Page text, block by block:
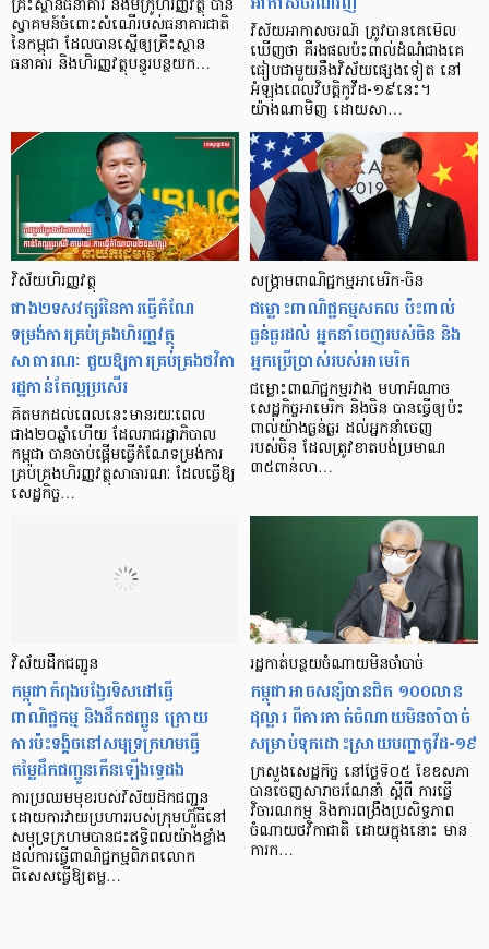
គ្រឹះស្ថានធនាគារ និងមីក្រូហិរញ្ញវត្ថុ បាន
ស្វាគមន៍ចំពោះសំណើរបស់ធនាគារជាតិ
នៃកម្ពុជា ដែលបានស្នើឲ្យគ្រឹះស្ថាន
ធនាគារ និងហិរញ្ញវត្ថុបន្ធូរបន្ថយក…
វិស័យអាកាសចរណ៍ ត្រូវបានគេមើល
ឃើញថា គឺរងផលប៉ះពាល់ដំណំជាងគេ
ធៀបជាមួយនឹងវិស័យផ្សេងទៀត នៅ
អំឡុងពេលវិបត្តិកូវីដ-១៩នេះ។
យ៉ាងណាមិញ ដោយសា…
វិស័យហិរញ្ញវត្ថុ
ជាង២ទសវត្សរ៍នៃការធ្វើកំណែ
ទម្រង់ការគ្រប់គ្រងហិរញ្ញវត្ថុ
សាធារណៈ ជួយឱ្យការគ្រប់គ្រងថវិកា
រដ្ឋកាន់តែល្អប្រសើរ
គិតមកដល់ពេលនេះមានរយៈពេល
ជាង២០ឆ្នាំហើយ ដែលរាជរដ្ឋាភិបាល
កម្ពុជា បានចាប់ផ្ដើមធ្វើកំណែទម្រង់ការ
គ្រប់គ្រងហិរញ្ញវត្ថុសាធារណៈ ដែលធ្វើឱ្យ
សេដ្ឋកិច្ច…
សង្គ្រាមពាណិជ្ជកម្ម​អាមេរិក-ចិន
ជម្លោះពាណិជ្ជកម្មសកល ប៉ះពាល់
ធ្ងន់ធ្ងរដល់ អ្នកនាំចេញរបស់ចិន និង
អ្នកប្រើប្រាស់របស់អាមេរិក
ជម្លោះពាណិជ្ជកម្មរវាង មហាអំណាច
សេដ្ឋកិច្ចអាមេរិក និងចិន បានធ្វើឲ្យប៉ះ
ពាល់យ៉ាងធ្ងន់ធ្ងរ ដល់អ្នកនាំចេញ
របស់ចិន ដែលត្រូវខាតបង់ប្រមាណ
៣៥ពាន់លា…
វិស័យដឹកជញ្ជូន
កម្ពុជាកំពុងបង្វែរទិសដៅធ្វើ
ពាណិជ្ជកម្ម និងដឹកជញ្ជូន ក្រោយ
ការប៉ះទង្គិចនៅសមុទ្រក្រហមធ្វើ
តម្លៃដឹកជញ្ជូនកើនឡើងទ្វេដង
ការប្រឈមមុខរបស់វិស័យដឹកជញ្ជូន
ដោយការវាយប្រហាររបស់ក្រុមហ៊ួធីនៅ
សមុទ្រក្រហមបានជះឥទ្ធិពលយ៉ាងខ្លាំង
ដល់ការធ្វើពាណិជ្ជកម្មពិភពលោក
ពិសេសធ្វើឱ្យតម្ល…
រដ្ឋកាត់បន្ថយចំណាយមិនចាំបាច់
កម្ពុជាអាចសន្សំបានជិត ១០០លាន
ដុល្លារ ពីការកាត់ចំណាយមិនចាំបាច់
សម្រាប់ទុកដោះស្រាយបញ្ហាកូវីដ-១៩
ក្រសួងសេដ្ឋកិច្ច នៅថ្ងៃទី០៥ ខែឧសភា
បានចេញសារាចរណែនាំ ស្តីពី ការធ្វើ
វិចារណកម្ម និងការពង្រឹងប្រសិទ្ធភាព
ចំណាយថវិកាជាតិ ដោយក្នុងនោះ មាន
ការក…